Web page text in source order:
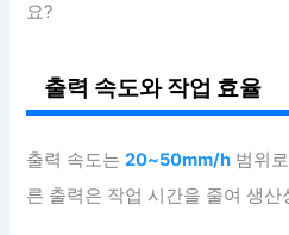
요?
출력 속도와 작업 효율
출력 속도는20~50mm/h 범위
른 출력은 작업 시간을 줄여 생산